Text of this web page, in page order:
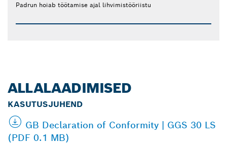
Padrun hoiab töötamise ajal lihvimistööriistu
ALLALAADIMISED
KASUTUSJUHEND
GB Declaration of Conformity | GGS 30 LS
(PDF 0.1 MB)